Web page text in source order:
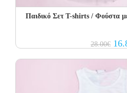
Παιδικό Σετ Τ-shirts / Φούστα
28.00€
price